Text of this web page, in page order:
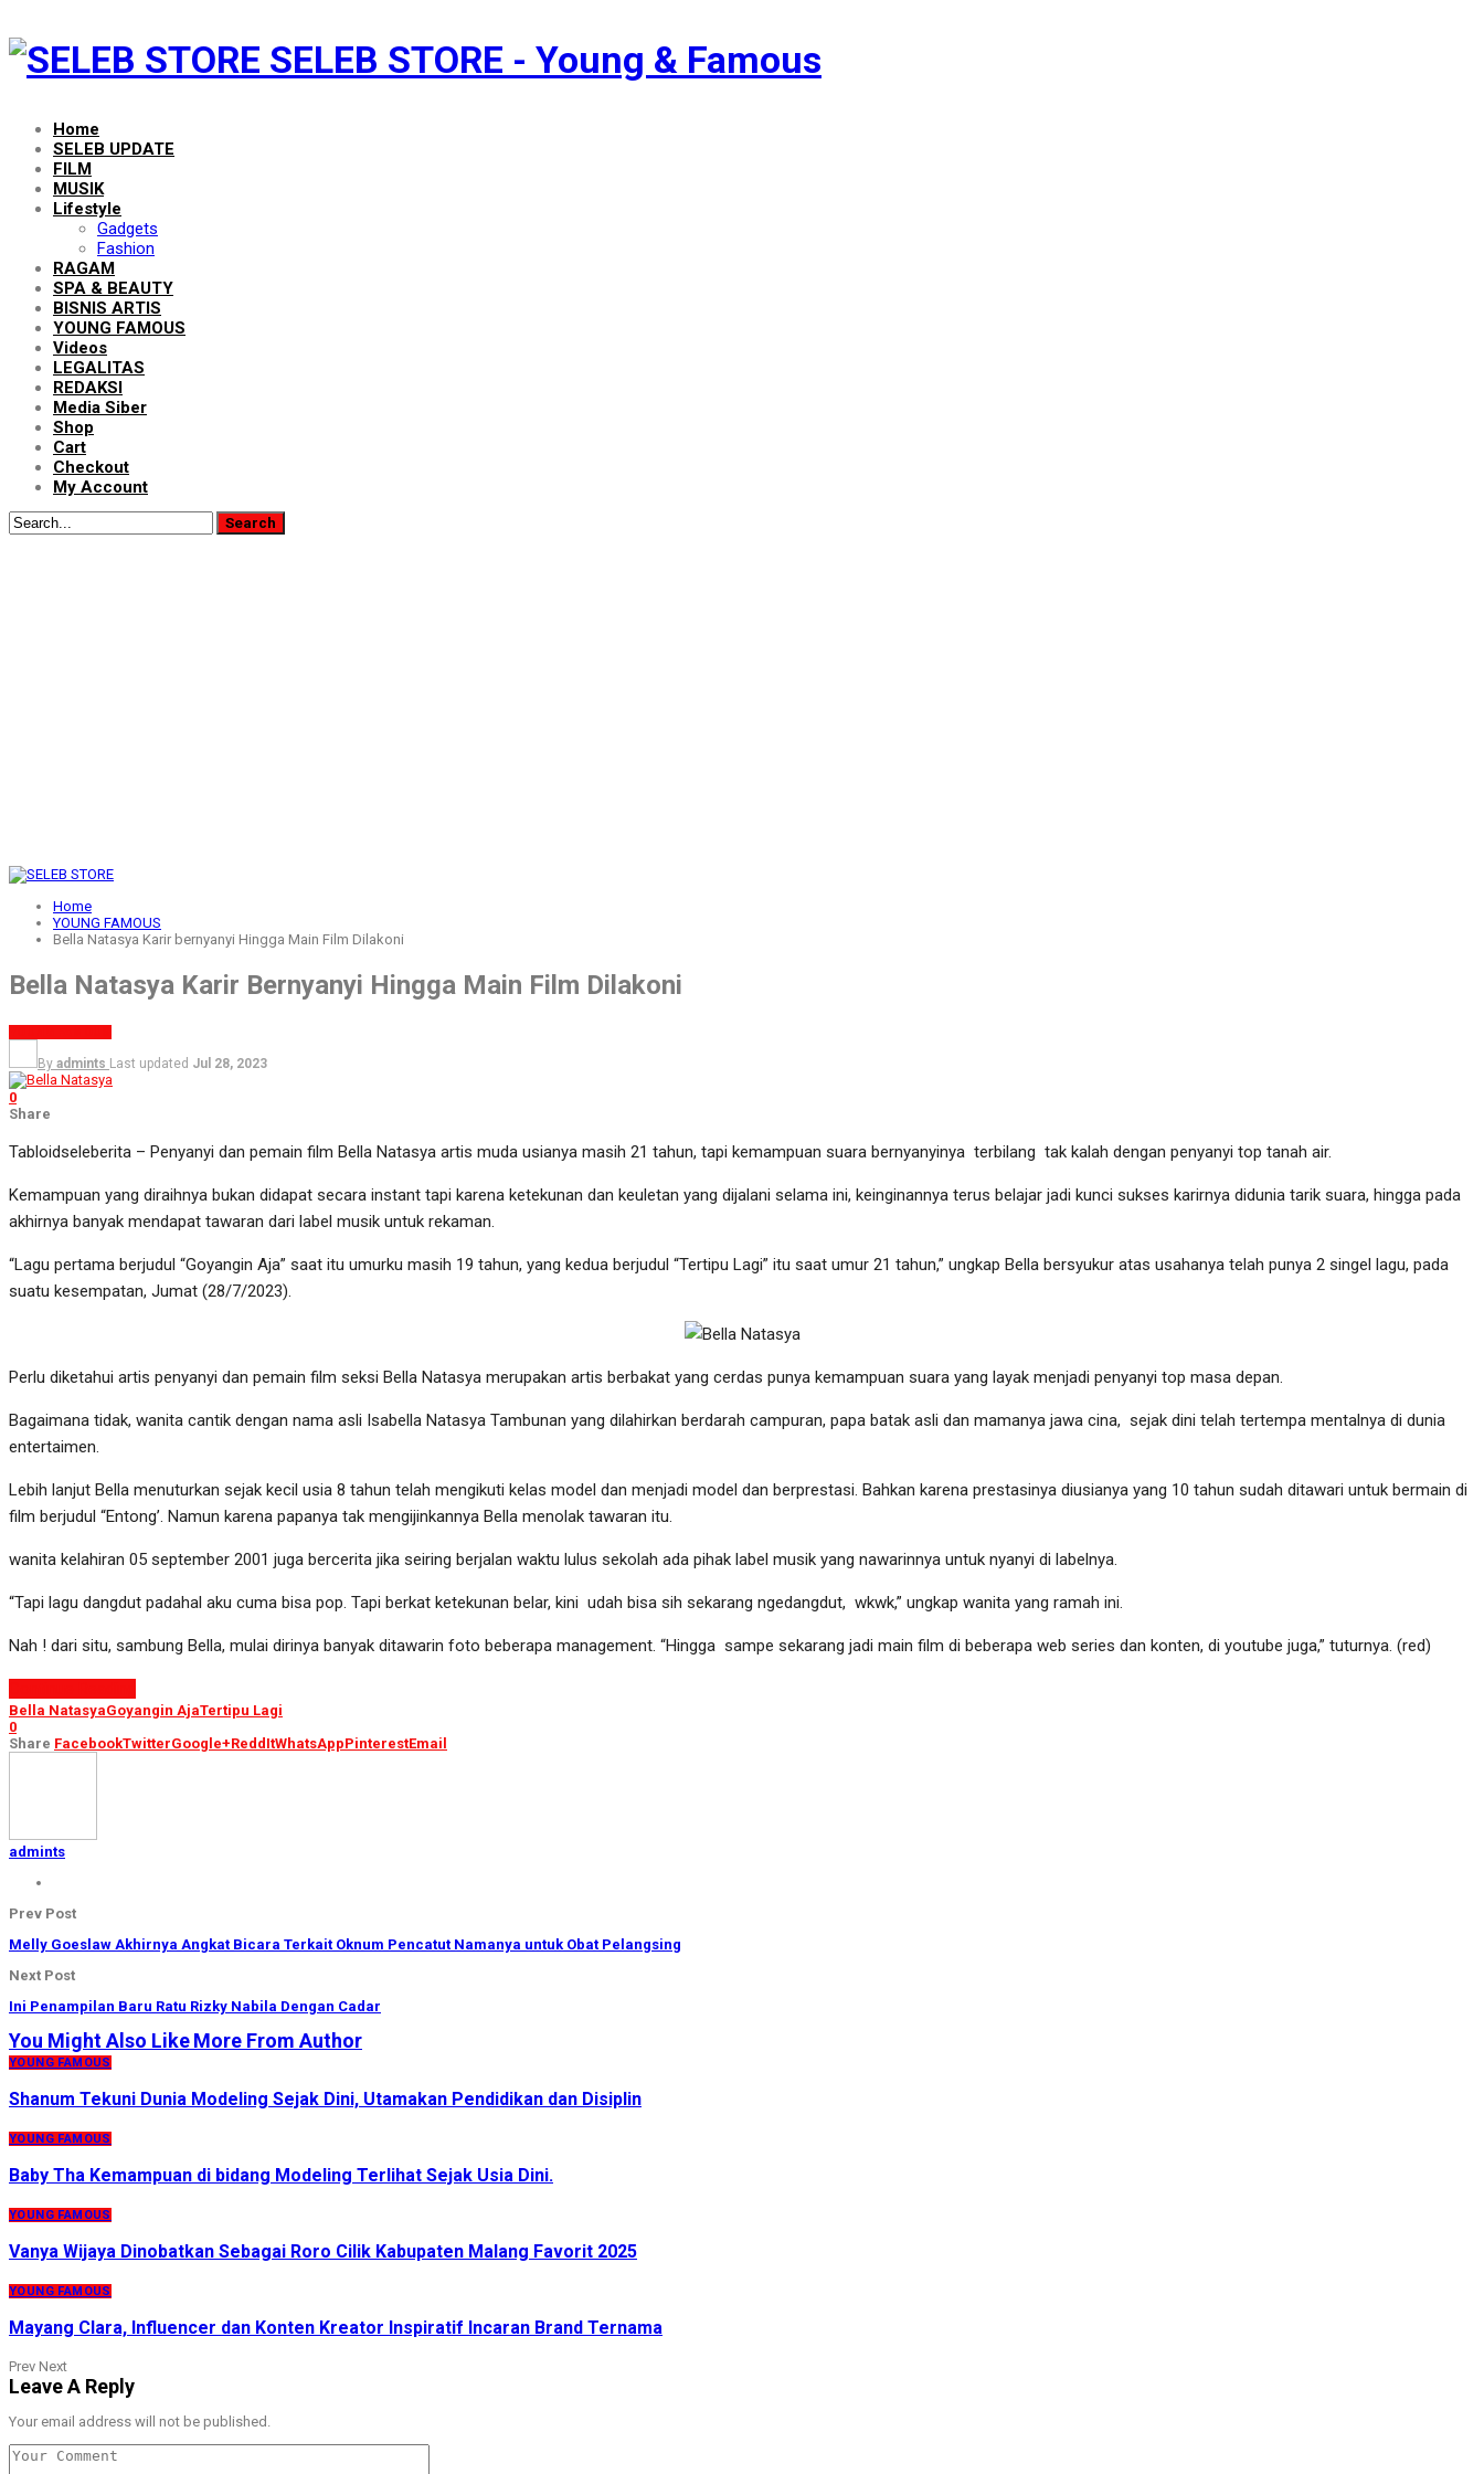
SELEB STORE - Young & Famous
Home
SELEB UPDATE
FILM
MUSIK
Lifestyle
Gadgets
Fashion
RAGAM
SPA & BEAUTY
BISNIS ARTIS
YOUNG FAMOUS
Videos
LEGALITAS
REDAKSI
Media Siber
Shop
Cart
Checkout
My Account
Home
YOUNG FAMOUS
Bella Natasya Karir bernyanyi Hingga Main Film Dilakoni
Bella Natasya Karir Bernyanyi Hingga Main Film Dilakoni
By admints Last updated Jul 28, 2023
0
Share
Tabloidseleberita – Penyanyi dan pemain film Bella Natasya artis muda usianya masih 21 tahun, tapi kemampuan suara bernyanyinya terbilang tak kalah dengan penyanyi top tanah air.
Kemampuan yang diraihnya bukan didapat secara instant tapi karena ketekunan dan keuletan yang dijalani selama ini, keinginannya terus belajar jadi kunci sukses karirnya didunia tarik suara, hingga pada
akhirnya banyak mendapat tawaran dari label musik untuk rekaman.
“Lagu pertama berjudul “Goyangin Aja” saat itu umurku masih 19 tahun, yang kedua berjudul “Tertipu Lagi” itu saat umur 21 tahun,” ungkap Bella bersyukur atas usahanya telah punya 2 singel lagu, pada
suatu kesempatan, Jumat (28/7/2023).
Perlu diketahui artis penyanyi dan pemain film seksi Bella Natasya merupakan artis berbakat yang cerdas punya kemampuan suara yang layak menjadi penyanyi top masa depan.
Bagaimana tidak, wanita cantik dengan nama asli Isabella Natasya Tambunan yang dilahirkan berdarah campuran, papa batak asli dan mamanya jawa cina, sejak dini telah tertempa mentalnya di dunia
entertaimen.
Lebih lanjut Bella menuturkan sejak kecil usia 8 tahun telah mengikuti kelas model dan menjadi model dan berprestasi. Bahkan karena prestasinya diusianya yang 10 tahun sudah ditawari untuk bermain di
film berjudul “Entong’. Namun karena papanya tak mengijinkannya Bella menolak tawaran itu.
wanita kelahiran 05 september 2001 juga bercerita jika seiring berjalan waktu lulus sekolah ada pihak label musik yang nawarinnya untuk nyanyi di labelnya.
“Tapi lagu dangdut padahal aku cuma bisa pop. Tapi berkat ketekunan belar, kini udah bisa sih sekarang ngedangdut, wkwk,” ungkap wanita yang ramah ini.
Nah ! dari situ, sambung Bella, mulai dirinya banyak ditawarin foto beberapa management. “Hingga sampe sekarang jadi main film di beberapa web series dan konten, di youtube juga,” tuturnya. (red)
Bella NatasyaGoyangin AjaTertipu Lagi
0
Share FacebookTwitterGoogle+ReddItWhatsAppPinterestEmail
admints
Prev Post
Melly Goeslaw Akhirnya Angkat Bicara Terkait Oknum Pencatut Namanya untuk Obat Pelangsing
Next Post
Ini Penampilan Baru Ratu Rizky Nabila Dengan Cadar
You Might Also LikeMore From Author
YOUNG FAMOUS
Shanum Tekuni Dunia Modeling Sejak Dini, Utamakan Pendidikan dan Disiplin
YOUNG FAMOUS
Baby Tha Kemampuan di bidang Modeling Terlihat Sejak Usia Dini.
YOUNG FAMOUS
Vanya Wijaya Dinobatkan Sebagai Roro Cilik Kabupaten Malang Favorit 2025
YOUNG FAMOUS
Mayang Clara, Influencer dan Konten Kreator Inspiratif Incaran Brand Ternama
Prev Next
Leave A Reply
Your email address will not be published.